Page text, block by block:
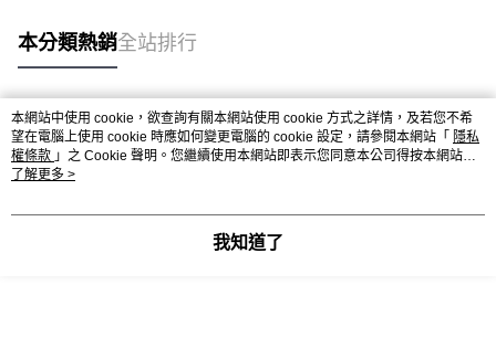
本分類熱銷全站排行
熱門標籤
本網站中使用 cookie，欲查詢有關本網站使用 cookie 方式之詳情，及若您不希
望在電腦上使用 cookie 時應如何變更電腦的 cookie 設定，請參閱本網站「 隱私
權條款 」之 Cookie 聲明。您繼續使用本網站即表示您同意本公司得按本網站使
用條款之 Cookie 聲明使用 cookie。
了解更多 >
我知道了